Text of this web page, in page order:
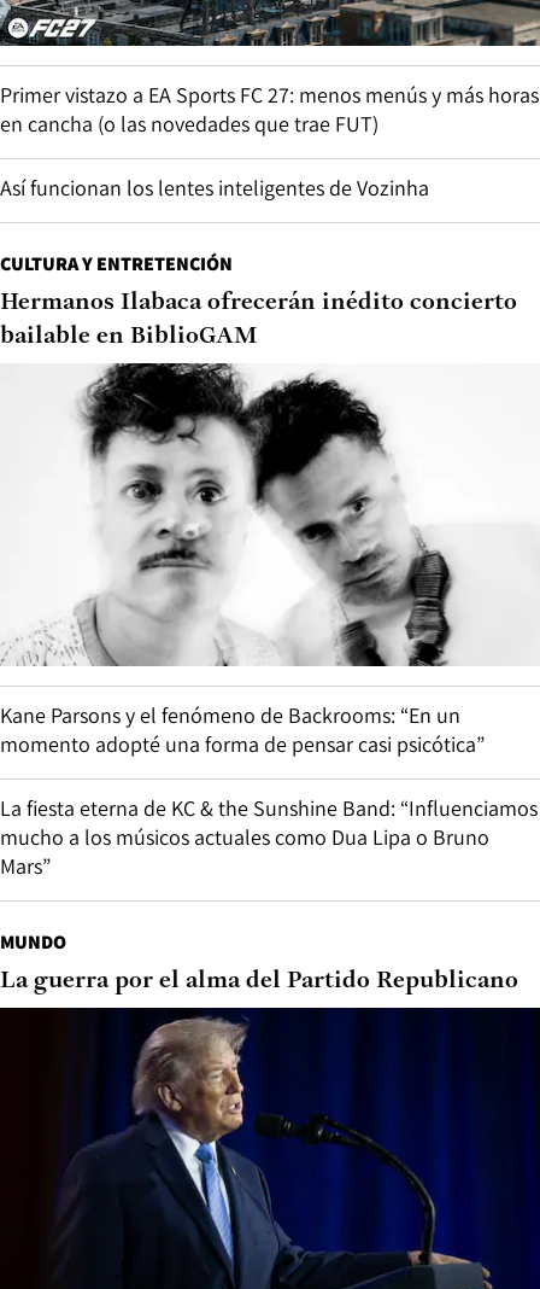
Primer vistazo a EA Sports FC 27: menos menús y más horas
en cancha (o las novedades que trae FUT)
Así funcionan los lentes inteligentes de Vozinha
CULTURA Y ENTRETENCIÓN
Hermanos Ilabaca ofrecerán inédito concierto
bailable en BiblioGAM
Kane Parsons y el fenómeno de Backrooms: “En un
momento adopté una forma de pensar casi psicótica”
La fiesta eterna de KC & the Sunshine Band: “Influenciamos
mucho a los músicos actuales como Dua Lipa o Bruno
Mars”
MUNDO
La guerra por el alma del Partido Republicano